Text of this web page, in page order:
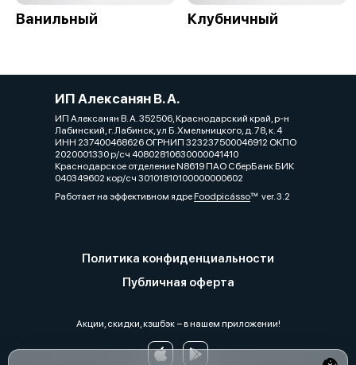
Ванильный Клубничный
ИП Алексанян В. А.
ИП Алексанян В. А. 352506, Краснодарский край, р-н
Лабинский, г. Лабинск, ул Б.Хмельницкого, д. 78, к. 4
ИНН 237400468626 ОГРНИП 323237500046912 ОКПО
2020001330 р/сч 40802810630000041410
Краснодарское отделение N8619 ПАО СберБанк БИК
040349602 кор/сч 30101810100000000602
Работает на эффективном ядреFoodpicássover. 3.2
Политика конфиденциальности
Публичная оферта
Акции, скидки, кэшбэк − в нашем приложении!